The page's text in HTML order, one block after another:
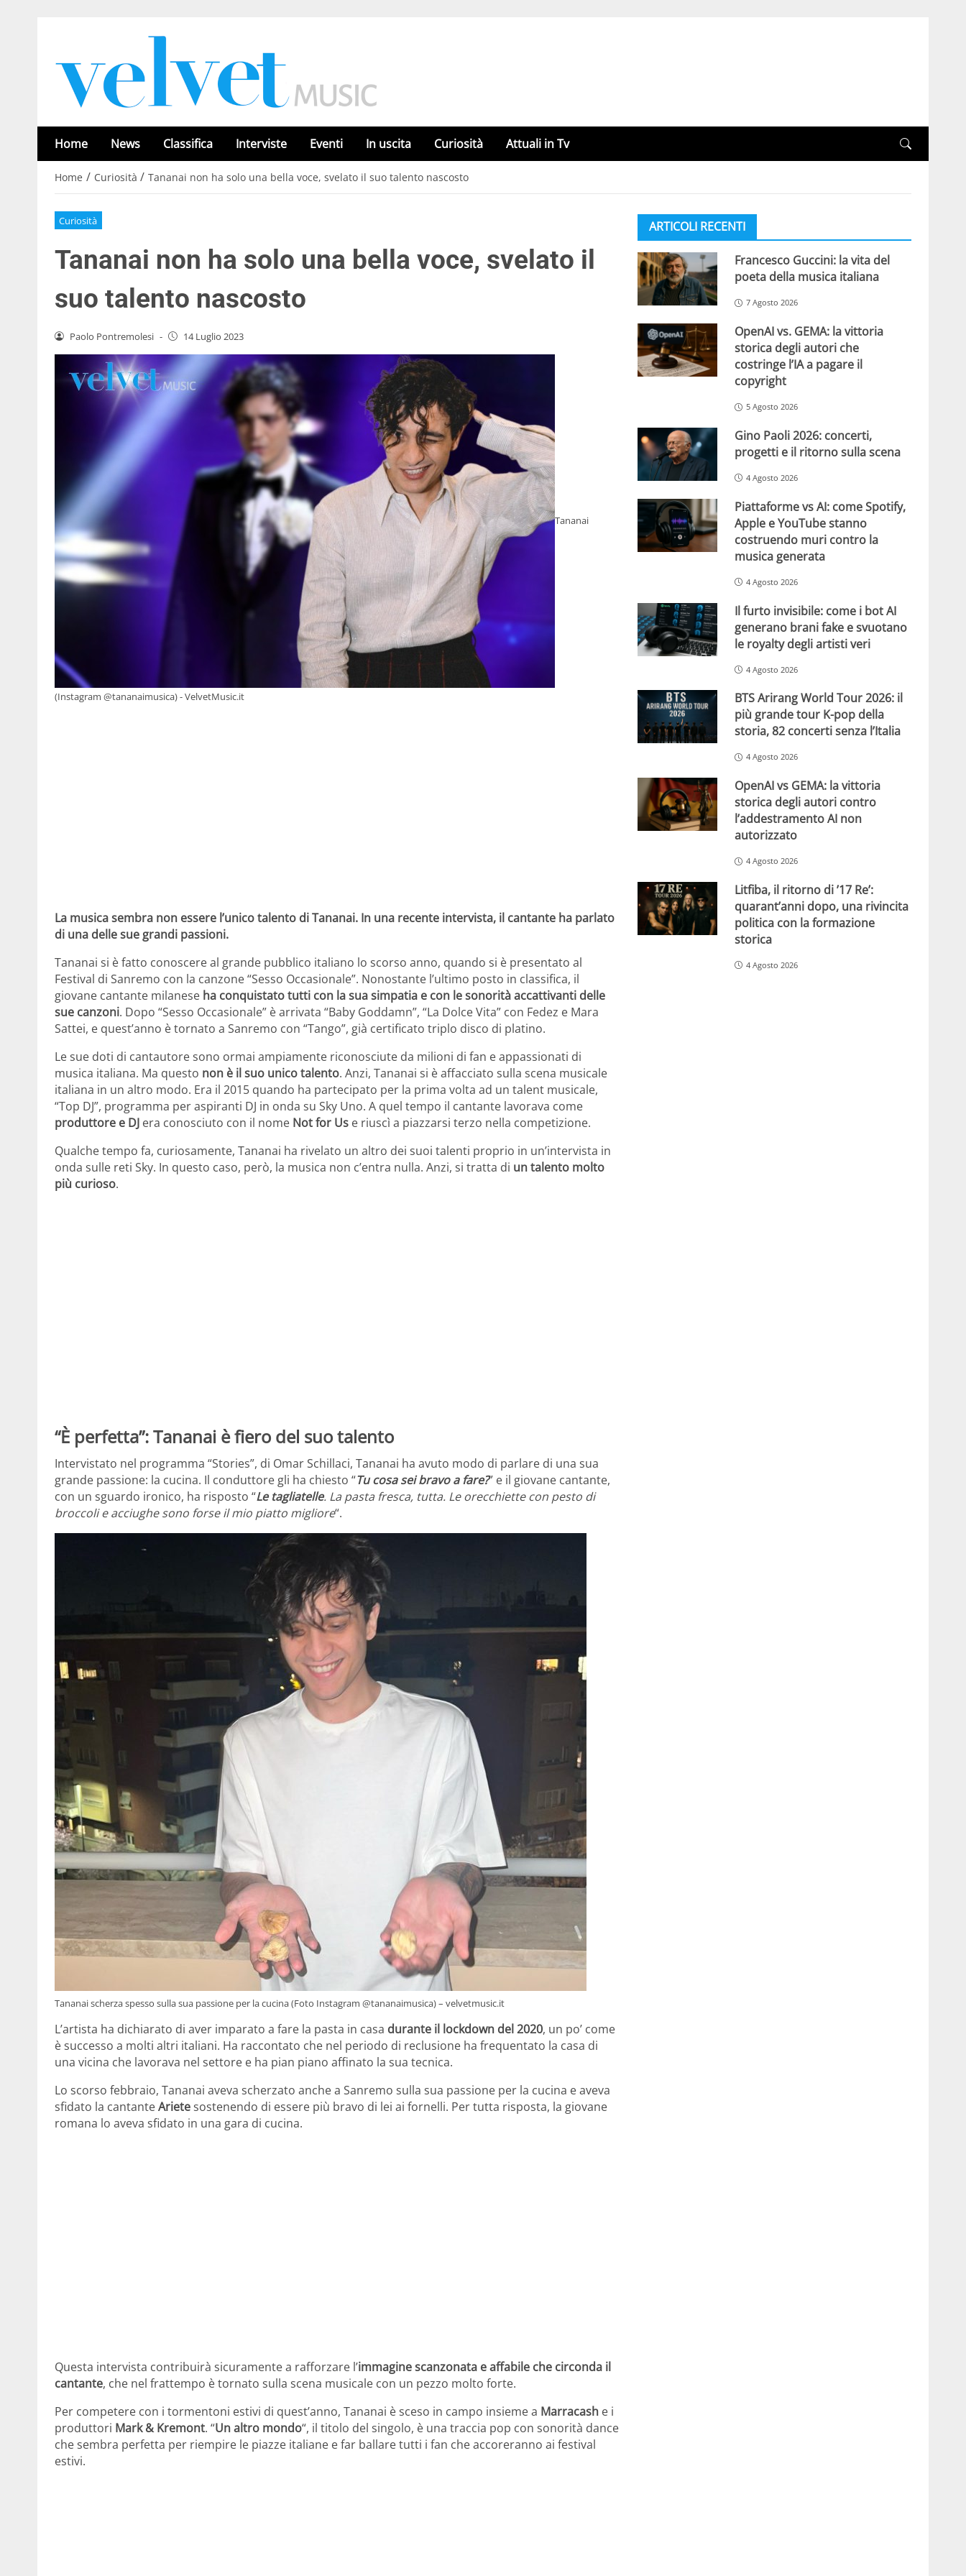
Home News Classifica Interviste Eventi In uscita Curiosità Attuali in Tv
Home / Curiosità / Tananai non ha solo una bella voce, svelato il suo talento nascosto
Curiosità
Tananai non ha solo una bella voce, svelato il
suo talento nascosto
Paolo Pontremolesi - 14 Luglio 2023
Tananai
(Instagram @tananaimusica) - VelvetMusic.it
La musica sembra non essere l’unico talento di Tananai. In una recente intervista, il cantante ha parlato
di una delle sue grandi passioni.
Tananai si è fatto conoscere al grande pubblico italiano lo scorso anno, quando si è presentato al
Festival di Sanremo con la canzone “Sesso Occasionale”. Nonostante l’ultimo posto in classifica, il
giovane cantante milanese ha conquistato tutti con la sua simpatia e con le sonorità accattivanti delle
sue canzoni. Dopo “Sesso Occasionale” è arrivata “Baby Goddamn”, “La Dolce Vita” con Fedez e Mara
Sattei, e quest’anno è tornato a Sanremo con “Tango”, già certificato triplo disco di platino.
Le sue doti di cantautore sono ormai ampiamente riconosciute da milioni di fan e appassionati di
musica italiana. Ma questo non è il suo unico talento. Anzi, Tananai si è affacciato sulla scena musicale
italiana in un altro modo. Era il 2015 quando ha partecipato per la prima volta ad un talent musicale,
“Top DJ”, programma per aspiranti DJ in onda su Sky Uno. A quel tempo il cantante lavorava come
produttore e DJ era conosciuto con il nome Not for Us e riuscì a piazzarsi terzo nella competizione.
Qualche tempo fa, curiosamente, Tananai ha rivelato un altro dei suoi talenti proprio in un’intervista in
onda sulle reti Sky. In questo caso, però, la musica non c’entra nulla. Anzi, si tratta di un talento molto
più curioso.
“È perfetta”: Tananai è fiero del suo talento
Intervistato nel programma “Stories”, di Omar Schillaci, Tananai ha avuto modo di parlare di una sua
grande passione: la cucina. Il conduttore gli ha chiesto “Tu cosa sei bravo a fare?” e il giovane cantante,
con un sguardo ironico, ha risposto “Le tagliatelle. La pasta fresca, tutta. Le orecchiette con pesto di
broccoli e acciughe sono forse il mio piatto migliore“.
Tananai scherza spesso sulla sua passione per la cucina (Foto Instagram @tananaimusica) – velvetmusic.it
L’artista ha dichiarato di aver imparato a fare la pasta in casa durante il lockdown del 2020, un po’ come
è successo a molti altri italiani. Ha raccontato che nel periodo di reclusione ha frequentato la casa di
una vicina che lavorava nel settore e ha pian piano affinato la sua tecnica.
Lo scorso febbraio, Tananai aveva scherzato anche a Sanremo sulla sua passione per la cucina e aveva
sfidato la cantanteArietesostenendo di essere più bravo di lei ai fornelli. Per tutta risposta, la giovane
romana lo aveva sfidato in una gara di cucina.
Questa intervista contribuirà sicuramente a rafforzare l’immagine scanzonata e affabile che circonda il
cantante, che nel frattempo è tornato sulla scena musicale con un pezzo molto forte.
Per competere con i tormentoni estivi di quest’anno, Tananai è sceso in campo insieme a Marracash e i
produttori Mark & Kremont. “Un altro mondo“, il titolo del singolo, è una traccia pop con sonorità dance
che sembra perfetta per riempire le piazze italiane e far ballare tutti i fan che accoreranno ai festival
estivi.
ARTICOLI RECENTI
Francesco Guccini: la vita del
poeta della musica italiana
7 Agosto 2026
OpenAI vs. GEMA: la vittoria
storica degli autori che
costringe l’IA a pagare il
copyright
5 Agosto 2026
Gino Paoli 2026: concerti,
progetti e il ritorno sulla scena
4 Agosto 2026
Piattaforme vs AI: come Spotify,
Apple e YouTube stanno
costruendo muri contro la
musica generata
4 Agosto 2026
Il furto invisibile: come i bot AI
generano brani fake e svuotano
le royalty degli artisti veri
4 Agosto 2026
BTS Arirang World Tour 2026: il
più grande tour K-pop della
storia, 82 concerti senza l’Italia
4 Agosto 2026
OpenAI vs GEMA: la vittoria
storica degli autori contro
l’addestramento AI non
autorizzato
4 Agosto 2026
Litfiba, il ritorno di ’17 Re’:
quarant’anni dopo, una rivincita
politica con la formazione
storica
4 Agosto 2026